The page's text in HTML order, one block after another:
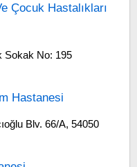
Çocuk Hastalıkları
Sokak No: 195
Hastanesi
Blv. 66/A, 54050